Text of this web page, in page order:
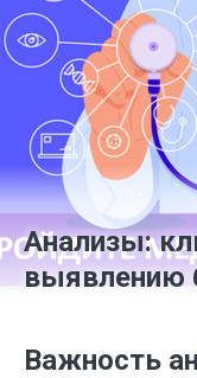
Анализы:
выявлению
Важность